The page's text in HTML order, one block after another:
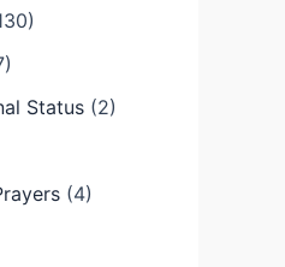
Status (2)
(4)